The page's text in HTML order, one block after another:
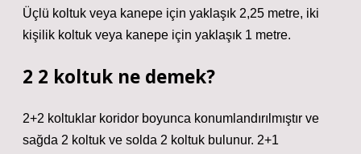
Üçlü koltuk veya kanepe için yaklaşık 2,25 metre, iki
kişilik koltuk veya kanepe için yaklaşık 1 metre.
2 2 koltuk ne demek?
2+2 koltuklar koridor boyunca konumlandırılmıştır ve
sağda 2 koltuk ve solda 2 koltuk bulunur. 2+1